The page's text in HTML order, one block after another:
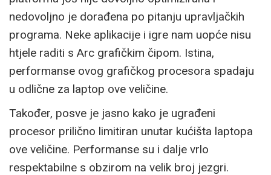
nedovoljno je dorađena po pitanju upravljačkih
programa. Neke aplikacije i igre nam uopće nisu
htjele raditi s Arc grafičkim čipom. Istina,
performanse ovog grafičkog procesora spadaju
u odlične za laptop ove veličine.
Također, posve je jasno kako je ugrađeni
procesor prilično limitiran unutar kućišta laptopa
ove veličine. Performanse su i dalje vrlo
respektabilne s obzirom na velik broj jezgri.